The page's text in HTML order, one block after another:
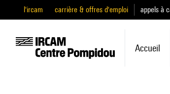
l'ircam carrière & offres d'emploi appels à
Accueil